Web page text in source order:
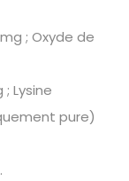
; Oxyde de
Lysine
pure)